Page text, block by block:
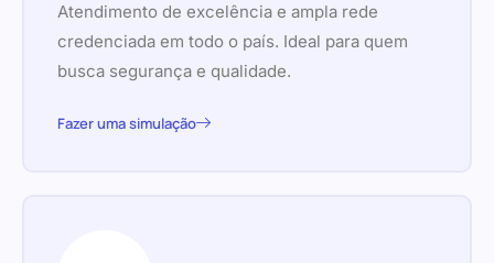
Atendimento de excelência e ampla rede
credenciada em todo o país. Ideal para quem
busca segurança e qualidade.
Fazer uma simulação